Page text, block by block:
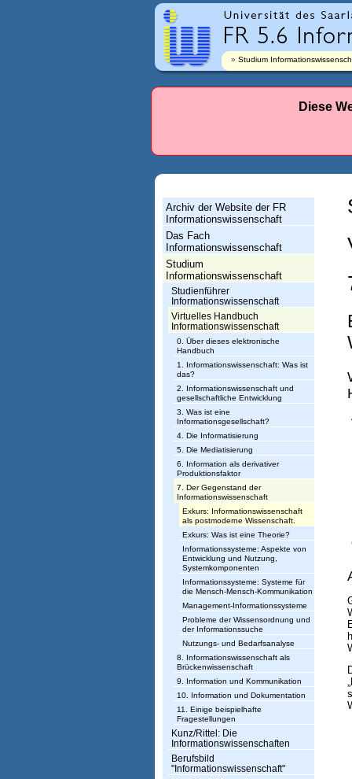
r
l
a
n
s
-
F
a
c
h
r
i
c
h
u
n
g
o
n
s
w
Studium
Diese
Archiv der Website der FR
Informationswissenschaft
Das Fach
Informationswissenschaft
Studium
Informationswissenschaft
Studienführer
Informationswissenschaft
Virtuelles Handbuch
Informationswissenschaft
0. Über dieses elektronische
Handbuch
1. Informationswissenschaft: Was ist
das?
2. Informationswissenschaft und
gesellschaftliche Entwicklung
3. Was ist eine
Informationsgesellschaft?
4. Die Informatisierung
5. Die Mediatisierung
6. Information als derivativer
Produktionsfaktor
7. Der Gegenstand der
Informationswissenschaft
Exkurs: Informationswissenschaft
als postmoderne Wissenschaft.
Exkurs: Was ist eine Theorie?
Informationssysteme: Aspekte von
Entwicklung und Nutzung,
Systemkomponenten
Informationssysteme: Systeme für
die Mensch-Mensch-Kommunikation
Management-Informationssysteme
Probleme der Wissensordnung und
der Informationssuche
Nutzungs- und Bedarfsanalyse
8. Informationswissenschaft als
Brückenwissenschaft
9. Information und Kommunikation
10. Information und Dokumentation
11. Einige beispielhafte
Fragestellungen
Kunz/Rittel: Die
Informationswissenschaften
Berufsbild
"Informationswissenschaft"